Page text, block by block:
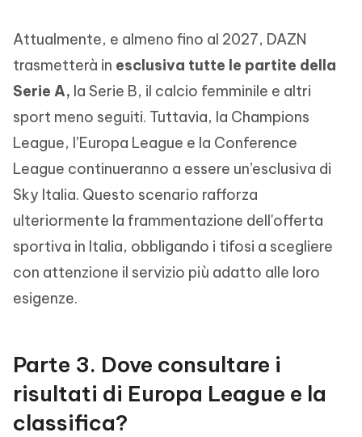
Attualmente, e almeno fino al 2027, DAZN
trasmetterà in esclusiva tutte le partite della
Serie A, la Serie B, il calcio femminile e altri
sport meno seguiti. Tuttavia, la Champions
League, l’Europa League e la Conference
League continueranno a essere un’esclusiva di
Sky Italia. Questo scenario rafforza
ulteriormente la frammentazione dell'offerta
sportiva in Italia, obbligando i tifosi a scegliere
con attenzione il servizio più adatto alle loro
esigenze.
Parte 3. Dove consultare i
risultati di Europa League e la
classifica?